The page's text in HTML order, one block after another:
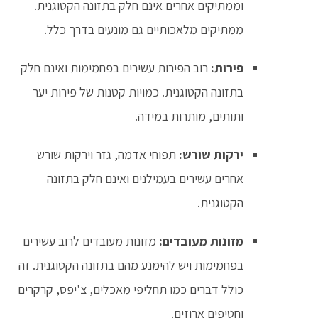
וממתיקים אחרים אינם חלק בתזונה הקטוגנית.
ממתיקים מלאכותיים גם מונעים בדרך כלל.
פירות: רוב הפירות עשירים בפחמימות ואינם חלק
בתזונה הקטוגנית. כמויות קטנות של פירות יער
ותותים, מותרות במידה.
ירקות שורש: תפוחי אדמה, גזר וירקות שורש
אחרים עשירים בעמילנים ואינם חלק בתזונה
הקטוגנית.
מזונות מעובדים: מזונות מעובדים לרוב עשירים
בפחמימות ויש להימנע מהם בתזונה הקטוגנית. זה
כולל דברים כמו תחליפי מאכלים, צ'יפס, קרקרים
וחטיפים ארוזים.